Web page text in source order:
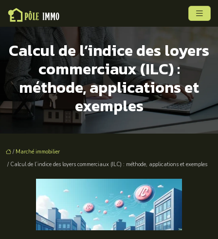
Calcul de l’indice des loyers
commerciaux (ILC) :
méthode, applications et
exemples
/ Marché immobilier
/ Calcul de l’indice des loyers commerciaux (ILC) : méthode, applications et exemples